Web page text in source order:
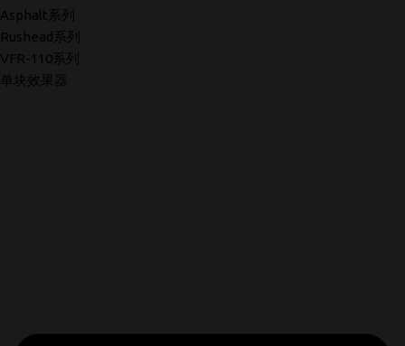
Asphalt系列
Rushead系列
VFR-110系列
单块效果器